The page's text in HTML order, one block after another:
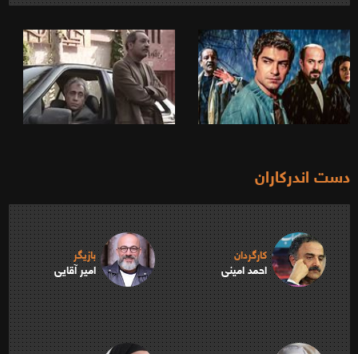
دست اندرکاران
کارگردان
احمد امینی
بازیگر
امیر آقایی